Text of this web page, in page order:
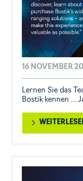
16 NOVEMBER
Lernen Sie das
Bostik kennen …